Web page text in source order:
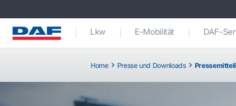
Lkw E-Mobilität DAF-
Home Presse und Downloads